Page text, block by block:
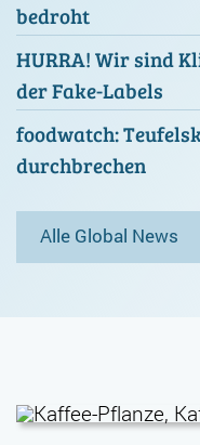
bedroht
HURRA! Wir sind
der Fake-Labels
foodwatch:
durchbrechen
Alle Global News